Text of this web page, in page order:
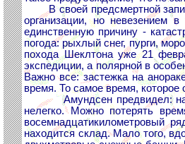
В своей предсмертной
организации, но невезением
единственную причину -
погода: рыхлый снег, пурги,
похода Шеклтона уже 21
экспедиции, а полярной в
Важно все: застежка на
время. То самое время,
Амундсен предвидел: на
нелегко. Можно потерять
восемнадцатикилометровый
находится склад. Мало того,